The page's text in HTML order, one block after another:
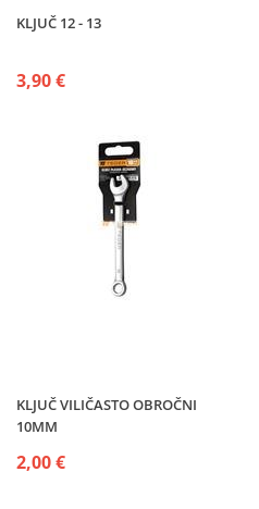
KLJUČ 12 - 13
3,90 €
KLJUČ VILIČASTO OBROČNI
10MM
2,00 €